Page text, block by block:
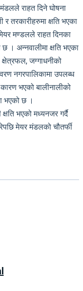
राहत दिने घोषना
र तरकारीहरुमा क्षति भएका
मण्डलले राहत दिनका
। अन्नवालीमा क्षति भएका
जग्गाधनीको
नगरपालिकामा उपलब्ध
भएको बालीनालीको
भएको छ ।
क्षति भएको मध्यनजर गर्दै
मेयर मंडलको चौतर्फी